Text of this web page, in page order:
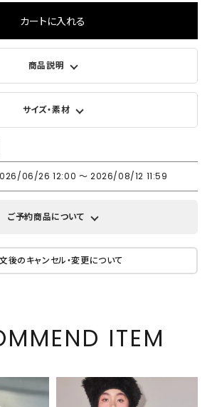
カートに入れる
商品説明
サイズ・素材
06/26 12:00 〜 2026/08/12 11:59
ご予約商品について
後のキャンセル・変更について
ITEM